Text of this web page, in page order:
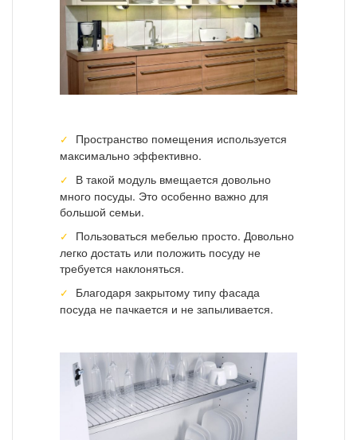
Пространство помещения используется
максимально эффективно.
В такой модуль вмещается довольно
много посуды. Это особенно важно для
большой семьи.
Пользоваться мебелью просто. Довольно
легко достать или положить посуду не
требуется наклоняться.
Благодаря закрытому типу фасада
посуда не пачкается и не запыливается.